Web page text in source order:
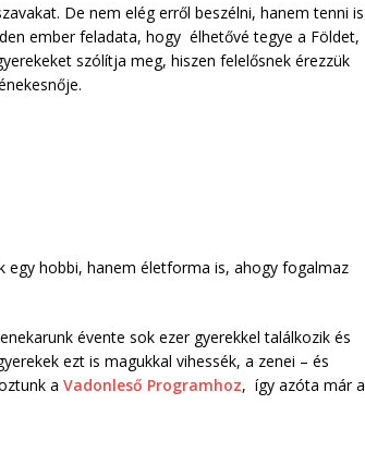
De nem elég erről beszélni, hanem tenni is
ember feladata, hogy élhetővé tegye a Földet,
szólítja meg, hiszen felelősnek érezzük
hobbi, hanem életforma is, ahogy fogalmaz
évente sok ezer gyerekkel találkozik és
ezt is magukkal vihessék, a zenei – és
a Vadonleső Programhoz, így azóta már a